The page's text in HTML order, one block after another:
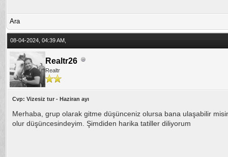
Ara
08-04-2024, 04:39 AM,
Realtr26
Realtr
Cvp: Vizesiz tur - Haziran ayı
Merhaba, grup olarak gitme düşünceniz olursa bana ulaşabilir
olur düşüncesindeyim. Şimdiden harika tatiller diliyorum